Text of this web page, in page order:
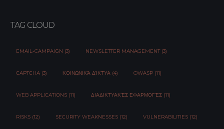
TAG CLOUD
EMAIL-CAMPAIGN (3) NEWSLETTER MANAGEMENT (3)
CAPTCHA (3) ΚΟΙΝΩΝΙΚΆ ΔΊΚΤΥΑ (4) OWASP (11)
WEB APPLICATIONS (11) ΔΙΑΔΙΚΤΥΑΚΈΣ ΕΦΑΡΜΟΓΈΣ (11)
RISKS (12) SECURITY WEAKNESSES (12) VULNERABILITIES (12)